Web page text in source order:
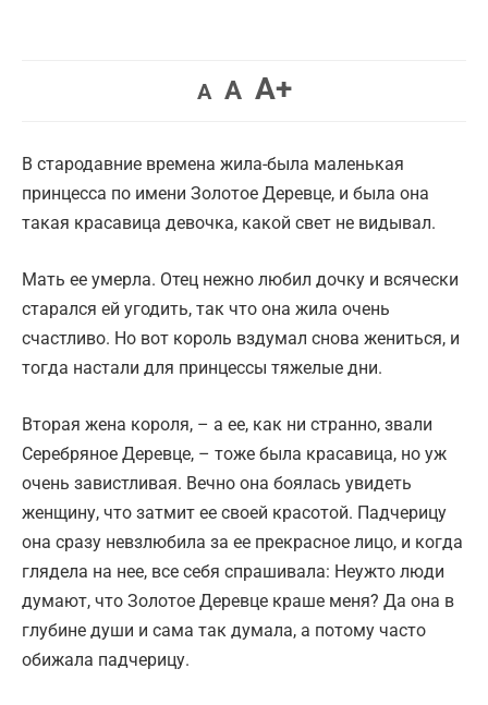
AУменьшить
AВернуть
A+Увеличить
В стародавние времена жила-была маленькая
принцесса по имени Золотое Деревце, и была она
такая красавица девочка, какой свет не видывал.
Мать ее умерла. Отец нежно любил дочку и всячески
старался ей угодить, так что она жила очень
счастливо. Но вот король вздумал снова жениться, и
тогда настали для принцессы тяжелые дни.
Вторая жена короля, – а ее, как ни странно, звали
Серебряное Деревце, – тоже была красавица, но уж
очень завистливая. Вечно она боялась увидеть
женщину, что затмит ее своей красотой. Падчерицу
она сразу невзлюбила за ее прекрасное лицо, и когда
глядела на нее, все себя спрашивала: Неужто люди
думают, что Золотое Деревце краше меня? Да она в
глубине души и сама так думала, а потому часто
обижала падчерицу.